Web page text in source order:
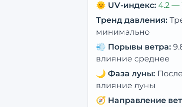
🌞 UV-индекс: 4.2 —
Тренд давления:
минимально
💨 Порывы ветра:
влияние среднее
🌙 Фаза луны:
влияние луны
🧭 Направление